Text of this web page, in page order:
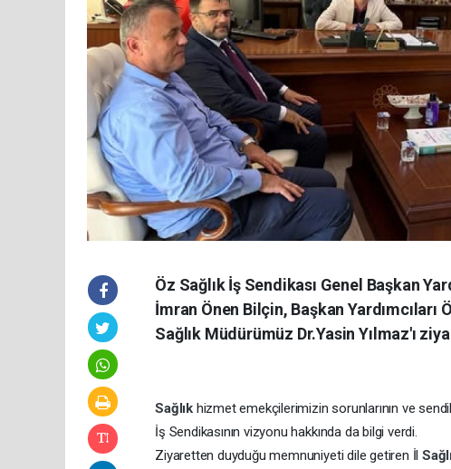
Öz Sağlık İş Sendikası Genel Başkan
İmran Önen Bilçin, Başkan Yardımcıları
Sağlık Müdürümüz Dr.Yasin Yılmaz'ı
Sağlık hizmet emekçilerimizin sorunlarının ve
İş Sendikasının vizyonu hakkında da bilgi verdi.
Ziyaretten duyduğu memnuniyeti dile getiren İl